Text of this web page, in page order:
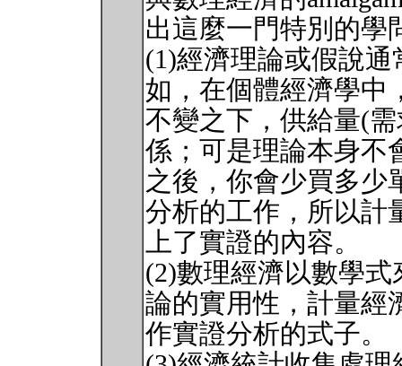
出這麼一門特別的學
(1)經濟理論或假說
如，在個體經濟學中
不變之下，供給量(
係；可是理論本身不
之後，你會少買多少
分析的工作，所以計
上了實證的內容。
(2)數理經濟以數學
論的實用性，計量經
作實證分析的式子。